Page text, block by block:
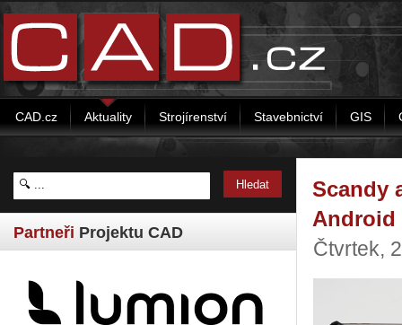
CAD.cz Aktuality Strojírenství Stavebnictví GIS
Partneři Projektu CAD
Scandy
Android
Čtvrtek,